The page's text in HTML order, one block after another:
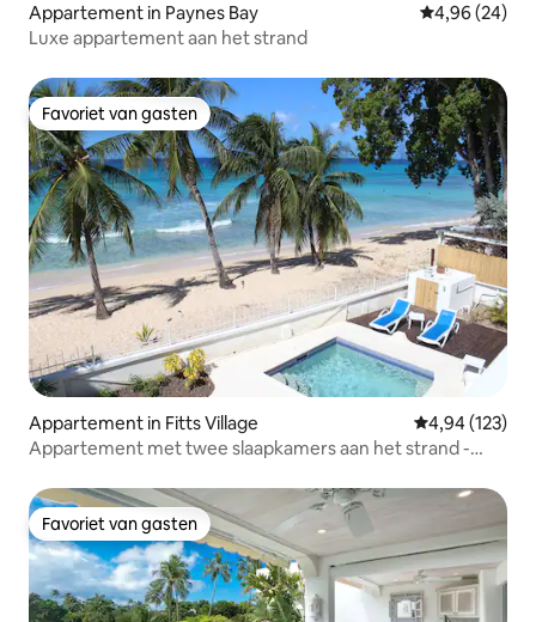
Appartement in Paynes Bay Gemiddelde
4,96 (24)
Luxe appartement aan het strand
Favoriet van gasten
Favoriet van gasten
Appartement in Fitts Village Gemiddelde
4,94 (123)
Appartement met twee slaapkamers aan het strand -
Favoriet van gasten
Favoriet van gasten